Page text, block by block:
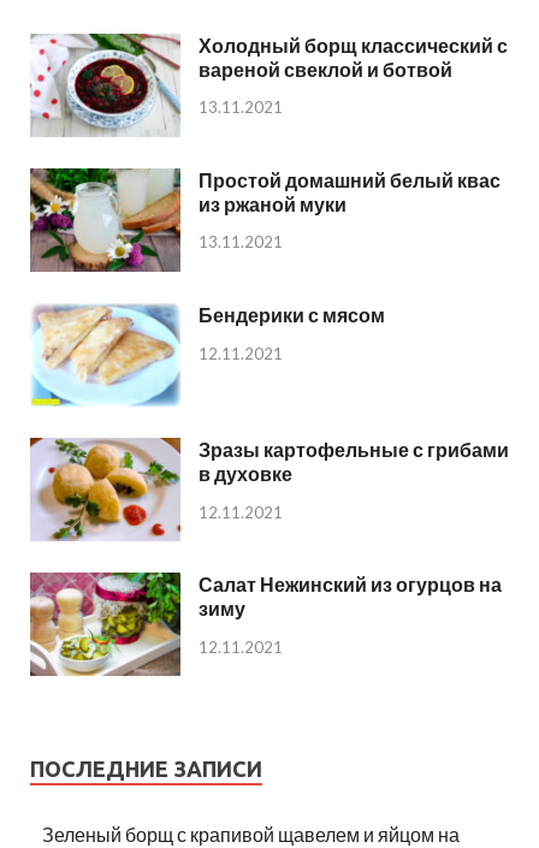
Холодный борщ классический с
вареной свеклой и ботвой
13.11.2021
Простой домашний белый квас
из ржаной муки
13.11.2021
Бендерики с мясом
12.11.2021
Зразы картофельные с грибами
в духовке
12.11.2021
Салат Нежинский из огурцов на
зиму
12.11.2021
ПОСЛЕДНИЕ ЗАПИСИ
Зеленый борщ с крапивой щавелем и яйцом на